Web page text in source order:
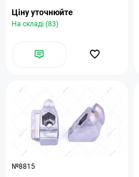
Ціну уточнюйте
На складі (83)
№8815